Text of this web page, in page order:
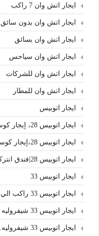
ايجار اتش وان 7 راكب
ايجار اتش وان بدون سائق
ايجار اتش وان بسائق
ايجار اتش وان سياحس
ايجار اتش وان للشركات
ايجار اتش وان للمطار
ايجار اتوبيس
ايجار اتوبيس 28، إيجار كوستر، ايجار ميكروباص
ايجار اتوبيس 28،إيجار كوستر،ايجار ميكروباص
ايجار اتوبيس 28|فندق انتركونتننتال
ايجار اتوبيس 33
ايجار اتوبيس 33 راكب الي وادي الريان
ايجار اتوبيس 33 شيفروليه
ايجار اتوبيس 33 شيفروليه.